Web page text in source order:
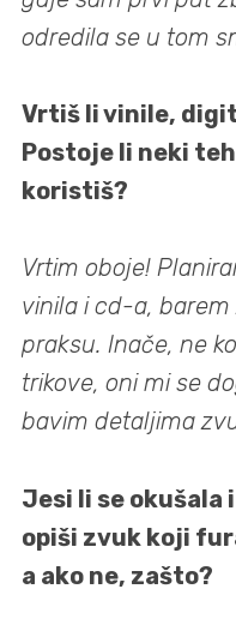
odredila se u tom
Vrtiš li vinile,
Postoje li neki
koristiš?
Vrtim oboje!
vinila i cd-a,
praksu. Inače, ne
trikove, oni mi se
bavim detaljima
Jesi li se okušala
opiši zvuk koji
a ako ne, zašto?